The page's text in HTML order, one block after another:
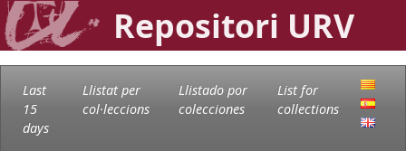
Repositori URV
Last
15
days
Llistat per
col·leccions
Llistado por
colecciones
List for
collections